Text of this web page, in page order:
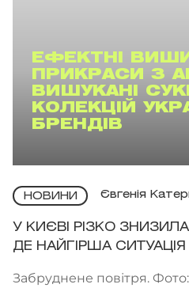
ЕФЕКТНІ
ПРИКРАСИ З
ВИШУКАНІ
КОЛЕКЦІЙ
БРЕНДІВ
НОВИНИ Євгенія
У КИЄВІ РІЗКО
ДЕ НАЙГІРША СИТУАЦІЯ
Забруднене повітря.